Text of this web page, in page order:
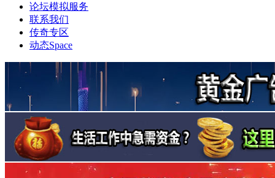
论坛模拟服务
联系我们
传奇专区
动态Space